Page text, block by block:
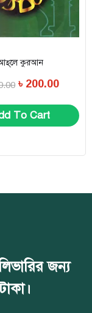
কুরআন
৳ 200.00
To Cart
জন্য